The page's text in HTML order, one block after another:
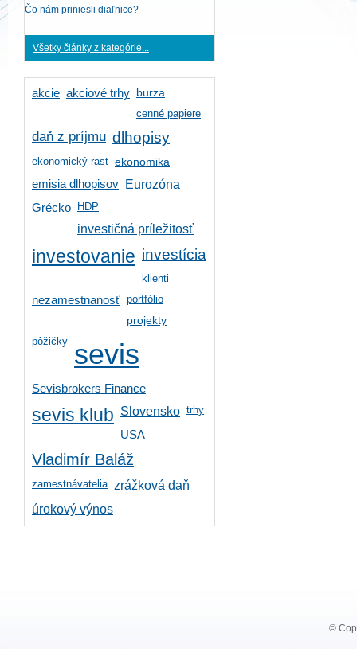
Čo nám priniesli diaľnice?
Všetky články z kategórie...
akcie akciové trhy burza
cenné papiere
daň z príjmu dlhopisy
ekonomický rast ekonomika
emisia dlhopisov
Eurozóna
Grécko HDP
investičná príležitosť
investovanie investícia
klienti
nezamestnanosť portfólio
projekty
pôžičky sevis
Sevisbrokers Finance
sevis klub Slovensko trhy
USA
Vladimír Baláž
zamestnávatelia zrážková daň
úrokový výnos
©